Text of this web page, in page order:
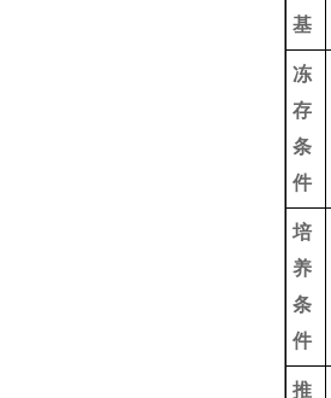
基
冻
存
条
件
培
养
条
件
推